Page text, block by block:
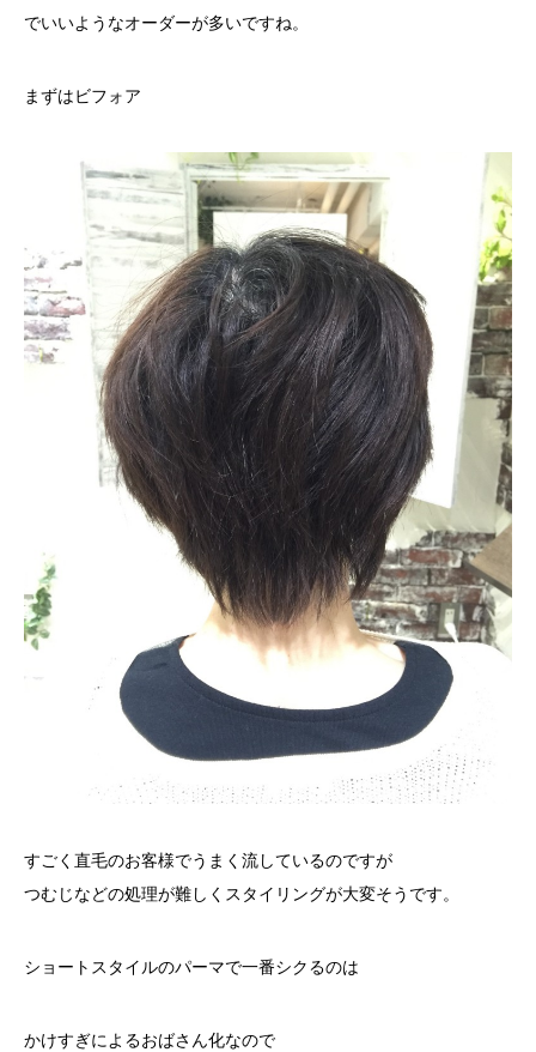
でいいようなオーダーが多いですね。
まずはビフォア
すごく直毛のお客様でうまく流しているのですが
つむじなどの処理が難しくスタイリングが大変そうです。
ショートスタイルのパーマで一番シクるのは
かけすぎによるおばさん化なので